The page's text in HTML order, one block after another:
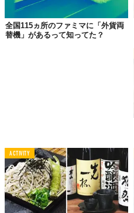
全国115ヵ所のファミマに「外貨両
替機」があるって知ってた？
ACTIVITY